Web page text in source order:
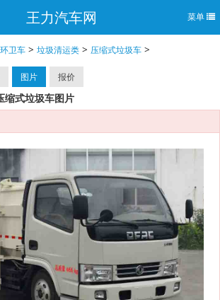
王力汽车网 菜单
卫车> 垃圾清运类> 压缩式垃圾车>
图片 报价
缩式垃圾车图片